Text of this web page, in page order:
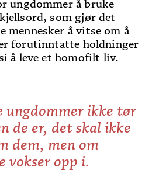
ungdommer å bruke
som gjør det
mennesker å vitse om å
forutinntatte holdninger
å leve et homofilt liv.
ungdommer ikke tør
de er, det skal ikke
dem, men om
vokser opp i.